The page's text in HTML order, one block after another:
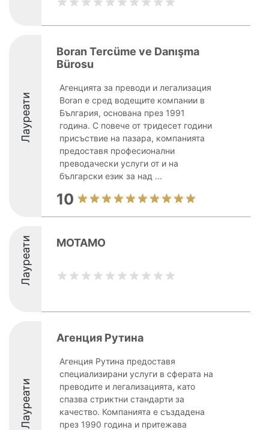
Лауреати
Boran Tercüme ve Danışma
Bürosu
Агенцията за преводи и легализация
Boran е сред водещите компании в
България, основана през 1991
година. С повече от тридесет години
присъствие на пазара, компанията
предоставя професионални
преводачески услуги от и на
български език за над ...
10
Лауреати MOTAMO
Лауреати
Агенция Рутина
Агенция Рутина предоставя
специализирани услуги в сферата на
преводите и легализацията, като
спазва стриктни стандарти за
качество. Компанията е създадена
през 1990 година и притежава